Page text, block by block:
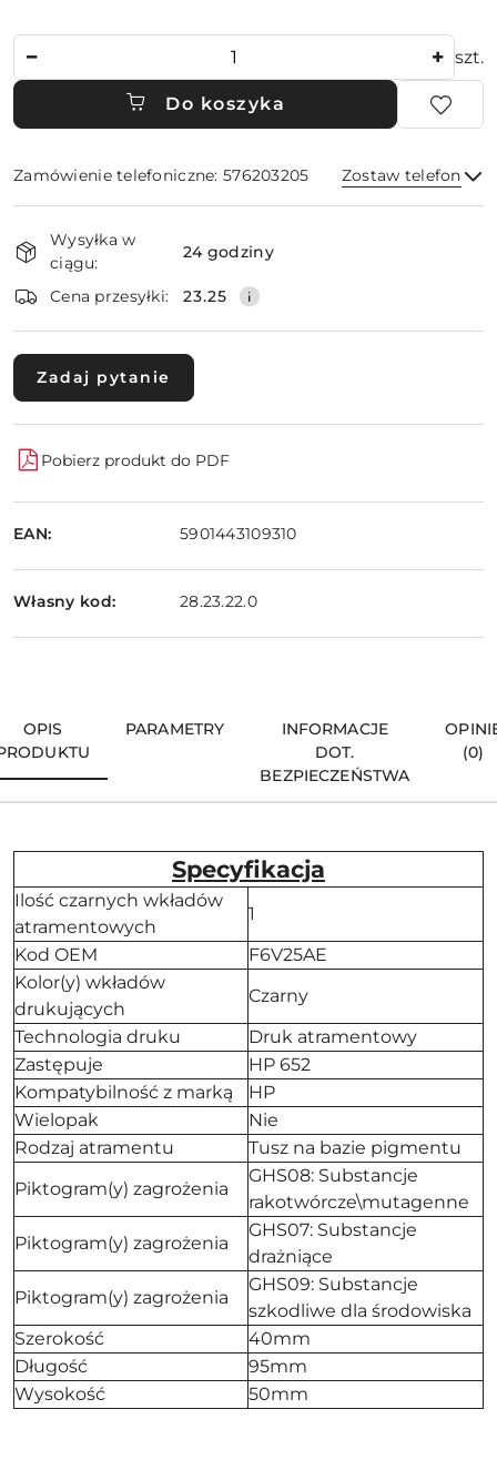
szt.
Do koszyka
Zamówienie telefoniczne: 576203205 Zostaw telefon
i
dostawa
Wysyłka w
ciągu:
24 godziny
Cena przesyłki: 23.25
Zadaj pytanie
Pobierz produkt do PDF
EAN: 5901443109310
Własny kod: 28.23.22.0
OPIS
PARAMETRY
INFORMACJE
DOT.
BEZPIECZEŃSTWA
(0)
Specyfikacja
Ilość czarnych wkładów
atramentowych
1
Kod OEM
F6V25AE
Kolor(y) wkładów
drukujących
Czarny
Technologia druku
Druk atramentowy
Zastępuje
HP 652
Kompatybilność z marką
HP
Wielopak
Nie
Rodzaj atramentu
Tusz na bazie pigmentu
Piktogram(y) zagrożenia
GHS08: Substancje
rakotwórcze\mutagenne
Piktogram(y) zagrożenia
GHS07: Substancje
drażniące
Piktogram(y) zagrożenia
GHS09: Substancje
szkodliwe dla środowiska
Szerokość
40mm
Długość
95mm
Wysokość
50mm